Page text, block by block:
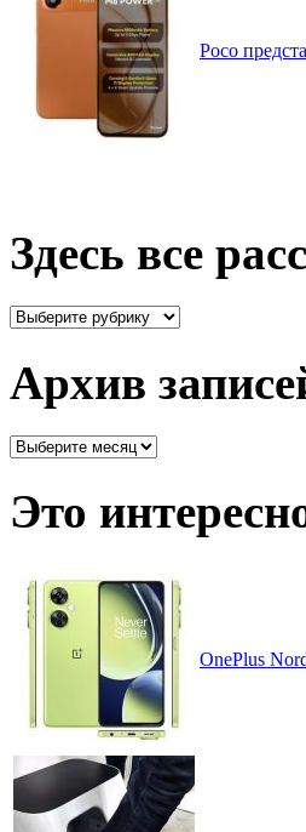
Poco
Здесь все
Здесь
Архив
Архив
месяцам
Это
OnePlus